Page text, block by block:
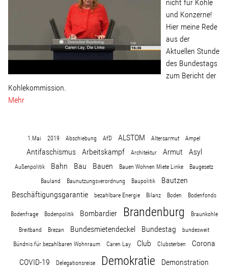
Sonstiges
Wahlkreis
Pressemitteilungen
Pressebilder
Service
Stellenangebot
Kontakt
nicht für Kohle
und Konzerne!
Hier meine Rede
aus der
Aktuellen Stunde
des Bundestags
zum Bericht der
Kohlekommission.
Mehr
1.Mai 2019 Abschiebung AfD ALSTOM Altersarmut Ampel
Antifaschismus Arbeitskampf Architektur Armut Asyl
Außenpolitik Bahn Bau Bauen Bauen Wohnen Miete Linke
Baugesetz
Bauland
Baunutzungsverordnung Baupolitik
Bautzen
Beschäftigungsgarantie
bezahlbare Energie Bilanz Boden Bodenfonds
Bodenfrage Bodenpolitik Bombardier Brandenburg Braunkohle
Breitband Brezan Bundesmietendeckel Bundestag
bundesweit
Bündnis für bezahlbaren Wohnraum
Caren Lay Club Clubsterben
Corona
COVID-19
Delegationsreise Demokratie Demonstration